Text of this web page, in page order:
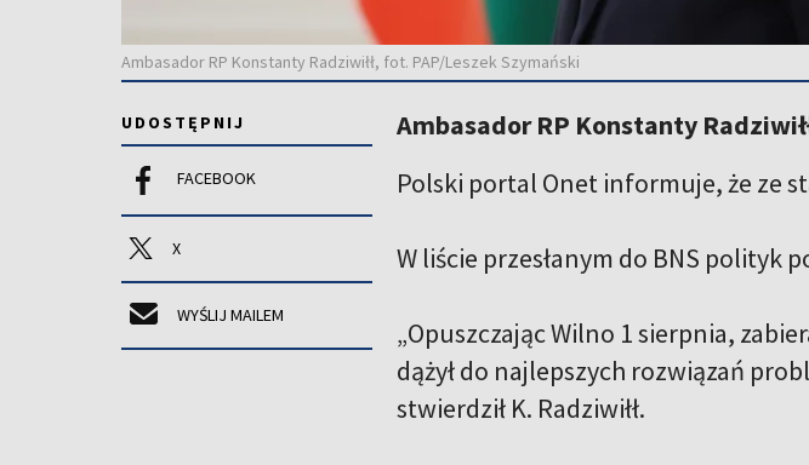
Ambasador RP Konstanty Radziwiłł, fot. PAP/Leszek Szymański
UDOSTĘPNIJ
FACEBOOK
X
WYŚLIJ MAILEM
Ambasador RP Konstanty
Polski portal Onet informuje, że ze
W liście przesłanym do BNS polityk
„Opuszczając Wilno 1 sierpnia,
dążył do najlepszych rozwiązań
stwierdził K. Radziwiłł.